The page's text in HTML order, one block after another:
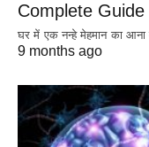
Complete
घर में एक नन्हे मेहमान का
9 months ago